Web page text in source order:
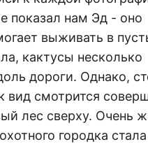
показал нам Эд - оно
выживать в
кактусы несколько
дороги. Однако,
вид смотрится
лес сверху. Очень
городка